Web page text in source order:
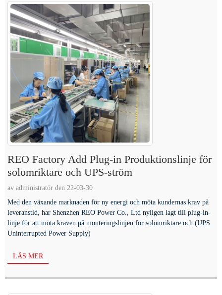
REO Factory Add Plug-in Produktionslinje för
solomriktare och UPS-ström
av administratör den 22-03-30
Med den växande marknaden för ny energi och möta kundernas krav på
leveranstid, har Shenzhen REO Power Co., Ltd nyligen lagt till plug-in-
linje för att möta kraven på monteringslinjen för solomriktare och (UPS
Uninterrupted Power Supply)
LÄS MER